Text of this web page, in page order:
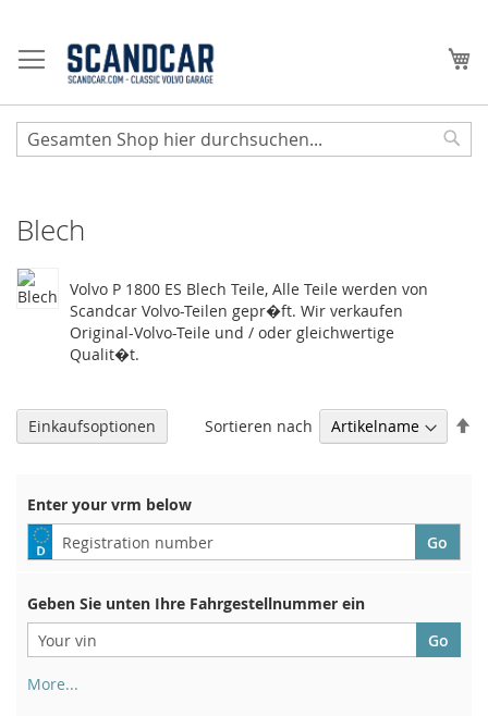
Inhalt
springen
Blech
Volvo P 1800 ES Blech Teile, Alle Teile werden von
Scandcar Volvo-Teilen gepr�ft. Wir verkaufen
Original-Volvo-Teile und / oder gleichwertige
Qualit�t.
Sortieren nach
Enter your vrm below
Geben Sie unten Ihre Fahrgestellnummer ein
More...
Einkaufsoptionen